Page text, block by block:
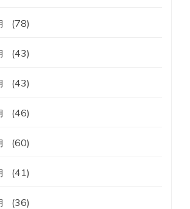
(78)
(43)
(43)
(46)
(60)
(41)
(36)